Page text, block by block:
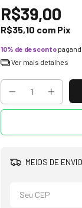
R$39,00
R$35,10 com Pix
10% de desconto
Ver mais detalhes
MEIOS DE ENVIO